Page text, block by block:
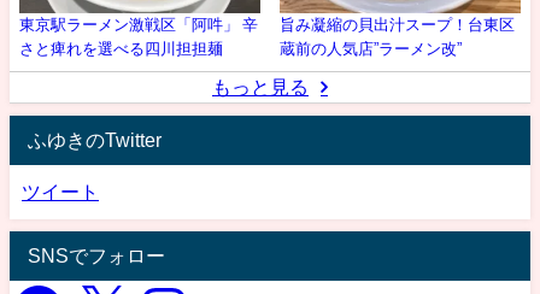
東京駅ラーメン激戦区「阿吽」 辛
さと痺れを選べる四川担担麺
旨み凝縮の貝出汁スープ！台東区
蔵前の人気店”ラーメン改”
もっと見る
ふゆきのTwitter
ツイート
SNSでフォロー